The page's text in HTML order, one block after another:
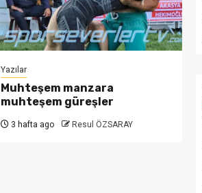
Yazılar
Muhteşem manzara
muhteşem güreşler
3 hafta ago Resul ÖZSARAY